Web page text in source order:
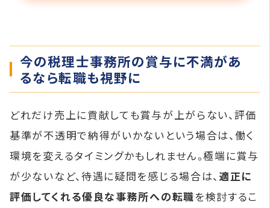
今の税理士事務所の賞与に不満があ
るなら転職も視野に
どれだけ売上に貢献しても賞与が上がらない、評価
基準が不透明で納得がいかないという場合は、働く
環境を変えるタイミングかもしれません。極端に賞与
が少ないなど、待遇に疑問を感じる場合は、 適正に
評価してくれる優良な事務所への転職を検討するこ